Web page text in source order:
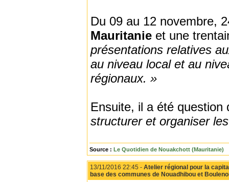
Du 09 au 12 novembre,
Mauritanie et une
présentations relatives
au niveau local et au
régionaux. »
Ensuite, il a été
structurer et organiser
Source : Le Quotidien de Nouakchott (Mauritanie)
13/11/2016 22:45 - Atelier régional pour la
base des communes de Nouadhibou et